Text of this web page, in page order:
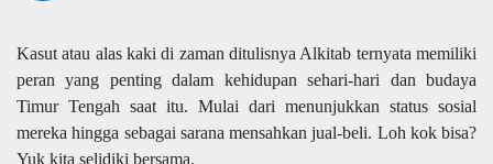
Kasut atau alas kaki di zaman ditulisnya Alkitab ternyata memiliki
peran yang penting dalam kehidupan sehari-hari dan budaya
Timur Tengah saat itu. Mulai dari menunjukkan status sosial
mereka hingga sebagai sarana mensahkan jual-beli. Loh kok bisa?
Yuk kita selidiki bersama.